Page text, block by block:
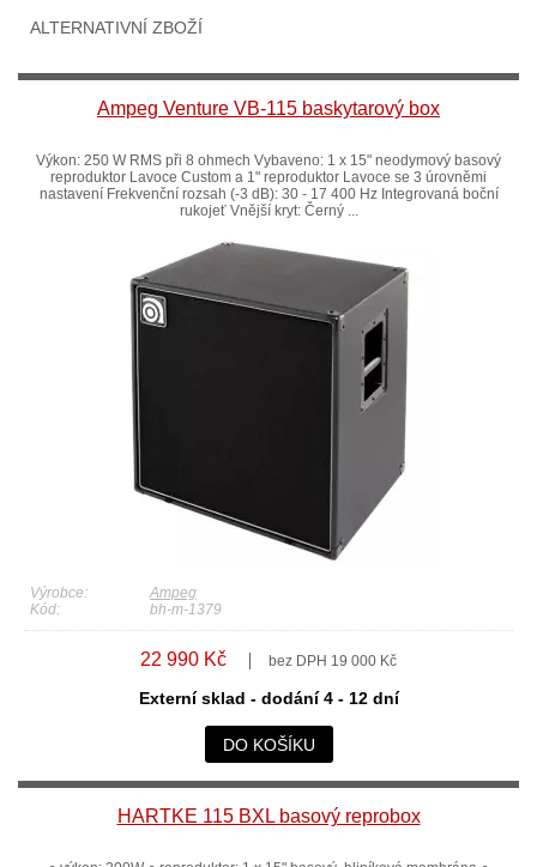
ALTERNATIVNÍ ZBOŽÍ
Ampeg Venture VB-115 baskytarový box
Výkon: 250 W RMS při 8 ohmech Vybaveno: 1 x 15" neodymový basový
reproduktor Lavoce Custom a 1" reproduktor Lavoce se 3 úrovněmi
nastavení Frekvenční rozsah (-3 dB): 30 - 17 400 Hz Integrovaná boční
rukojeť Vnější kryt: Černý ...
Výrobce:
Ampeg
Kód:
bh-m-1379
22 990 Kč bez DPH 19 000 Kč
Externí sklad - dodání 4 - 12 dní
DO KOŠÍKU
HARTKE 115 BXL basový reprobox